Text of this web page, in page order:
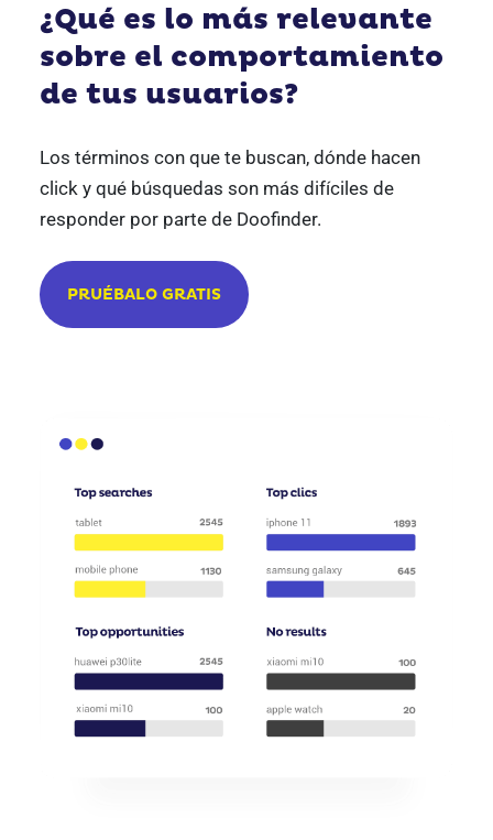
¿Qué es lo más relevante
sobre el comportamiento
de tus usuarios?
Los términos con que te buscan, dónde hacen
click y qué búsquedas son más difíciles de
responder por parte de Doofinder.
PRUÉBALO GRATIS